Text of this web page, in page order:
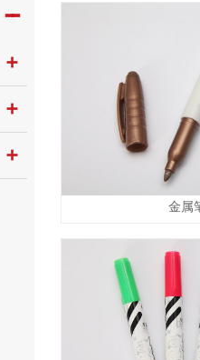
金属